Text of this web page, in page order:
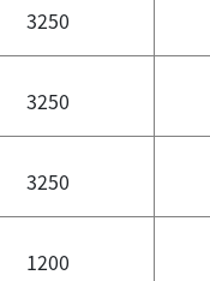
3250
3250
3250
1200